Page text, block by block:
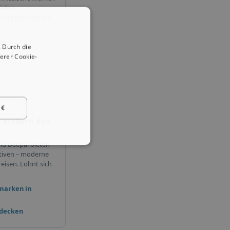
in
den
Deepal bieten
– moderne
Lohnt sich
in
die
Cookie-